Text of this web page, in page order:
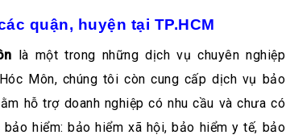
quận, huyện tại TP.HCM
là một trong những dịch vụ chuyên nghiệp
Môn, chúng tôi còn cung cấp dịch vụ bảo
hỗ trợ doanh nghiệp có nhu cầu và chưa có
hiểm: bảo hiểm xã hội, bảo hiểm y tế, bảo